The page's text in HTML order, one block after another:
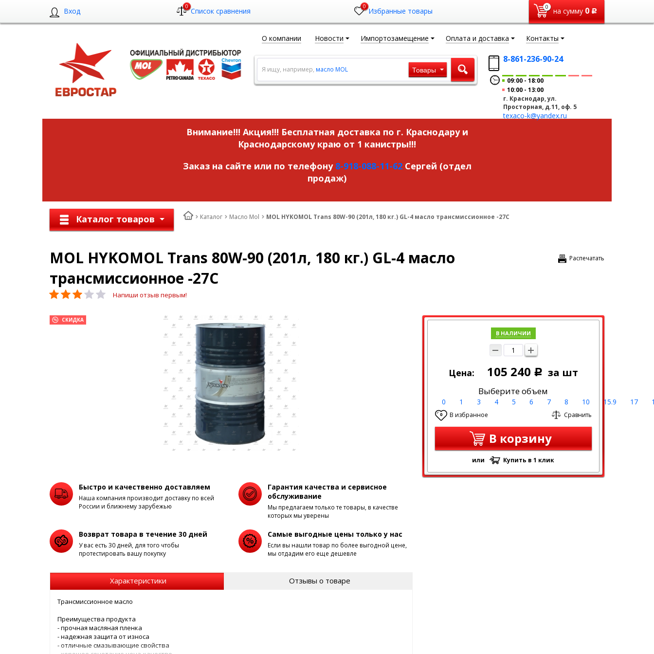
Вход 0 Список сравнения 0 Избранные товары 0 на сумму 0 Р
О компании Новости Импортозамещение Оплата и доставка Контакты
8-861-236-90-24
09:00
18:00
10:00
13:00
г. Краснодар, ул.
Просторная, д.11, оф. 5
texaco-k@yandex.ru
Я ищу, например, масло MOL Товары
Внимание!!! Акция!!! Бесплатная доставка по г. Краснодару и
Краснодарскому краю от 1 канистры!!!
Заказ на сайте или по телефону 8-918-088-11-62Сергей (отдел
продаж)
Каталог товаров Каталог Масло Mol MOL HYKOMOL Trans 80W-90 (201л, 180 кг.) GL-4 масло трансмиссионное -27С
Распечатать
MOL HYKOMOL Trans 80W-90 (201л, 180 кг.) GL-4 масло
трансмиссионное -27С
Напиши отзыв первым!
СКИДКА
В НАЛИЧИИ
Цена: 105 240 Р за шт
Выберите объем
0 1 3 4 5 6 7 8 10 15.9 17
0 В избранное Сравнить
В корзину
или Купить в 1 клик
Быстро и качественно доставляем
Наша компания производит доставку по всей
России и ближнему зарубежью
Гарантия качества и сервисное
обслуживание
Мы предлагаем только те товары, в качестве
которых мы уверены
Возврат товара в течение 30 дней
У вас есть 30 дней, для того чтобы
протестировать вашу покупку
Самые выгодные цены только у нас
Если вы нашли товар по более выгодной цене,
мы отдадим его еще дешевле
Характеристики Отзывы о товаре
Трансмиссионное масло
Преимущества продукта
- прочная масляная пленка
- надежная защита от износа
- отличные смазывающие свойства